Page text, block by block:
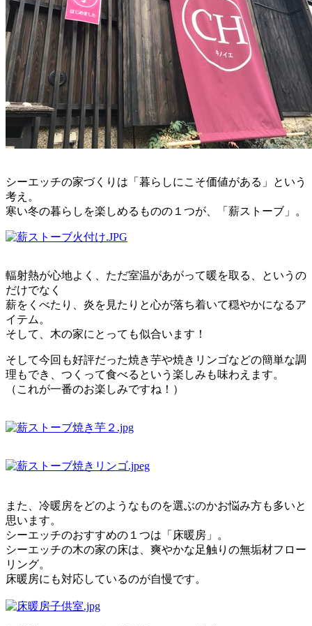
シーエッチの家づくりは「暮らしにこそ価値がある」という
考え。
寒い冬の暮らしを楽しめるものの１つが、「薪ストーブ」。
輻射熱が心地よく、ただ室温があがって暖を取る、というの
だけでなく
薪をくべたり、炎を見たりと心が落ち着いて穏やかになるア
イテム。
そして、木の家にとっても似合います！
そして今回も好評だった焼き芋や焼きリンゴなどの簡単な調
理もでき、つくって食べるという楽しみも味わえます。
（これが一番のお楽しみですね！）
また、冷暖房をどのようなものを選ぶのかお悩み方も多いと
思います。
シーエッチのおすすめの１つは「床暖房」。
シーエッチの木の家の床は、爽やかな足触りの無垢材フロー
リング。
床暖房にも対応しているのが自慢です。